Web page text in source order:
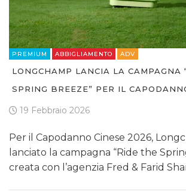
PREMIUM ABBIGLIAMENTO ADV
LONGCHAMP LANCIA LA CAMPAGNA
SPRING BREEZE” PER IL
19 Febbraio 2026
Per il Capodanno Cinese 2026,
lanciato la campagna “Ride the
creata con l’agenzia Fred & Farid